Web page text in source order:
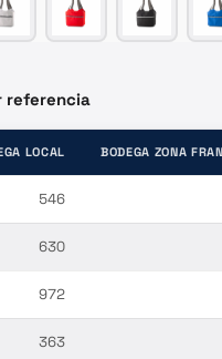
referencia
LOCAL BODEGA ZONA
546
630
972
363